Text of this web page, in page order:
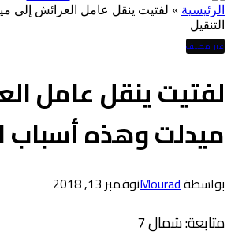
الرئيسية » لفتيت ينقل عامل العرائش إلى
التنقيل
غير مصنف
لفتيت ينقل عامل
ميدلت وهذه أسباب
بواسطةMouradنوفمبر 13, 2018
متابعة: شمال 7